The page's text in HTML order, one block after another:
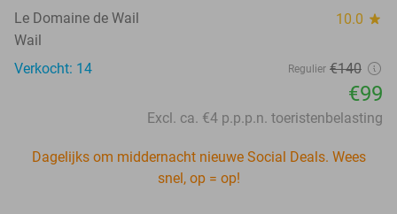
Le Domaine de Wail 10.0 star
Wail
Verkocht: 14
Regulier €140
€99
Excl. ca. €4 p.p.p.n. toeristenbelasting
Dagelijks om middernacht nieuwe Social Deals. Wees
snel, op = op!